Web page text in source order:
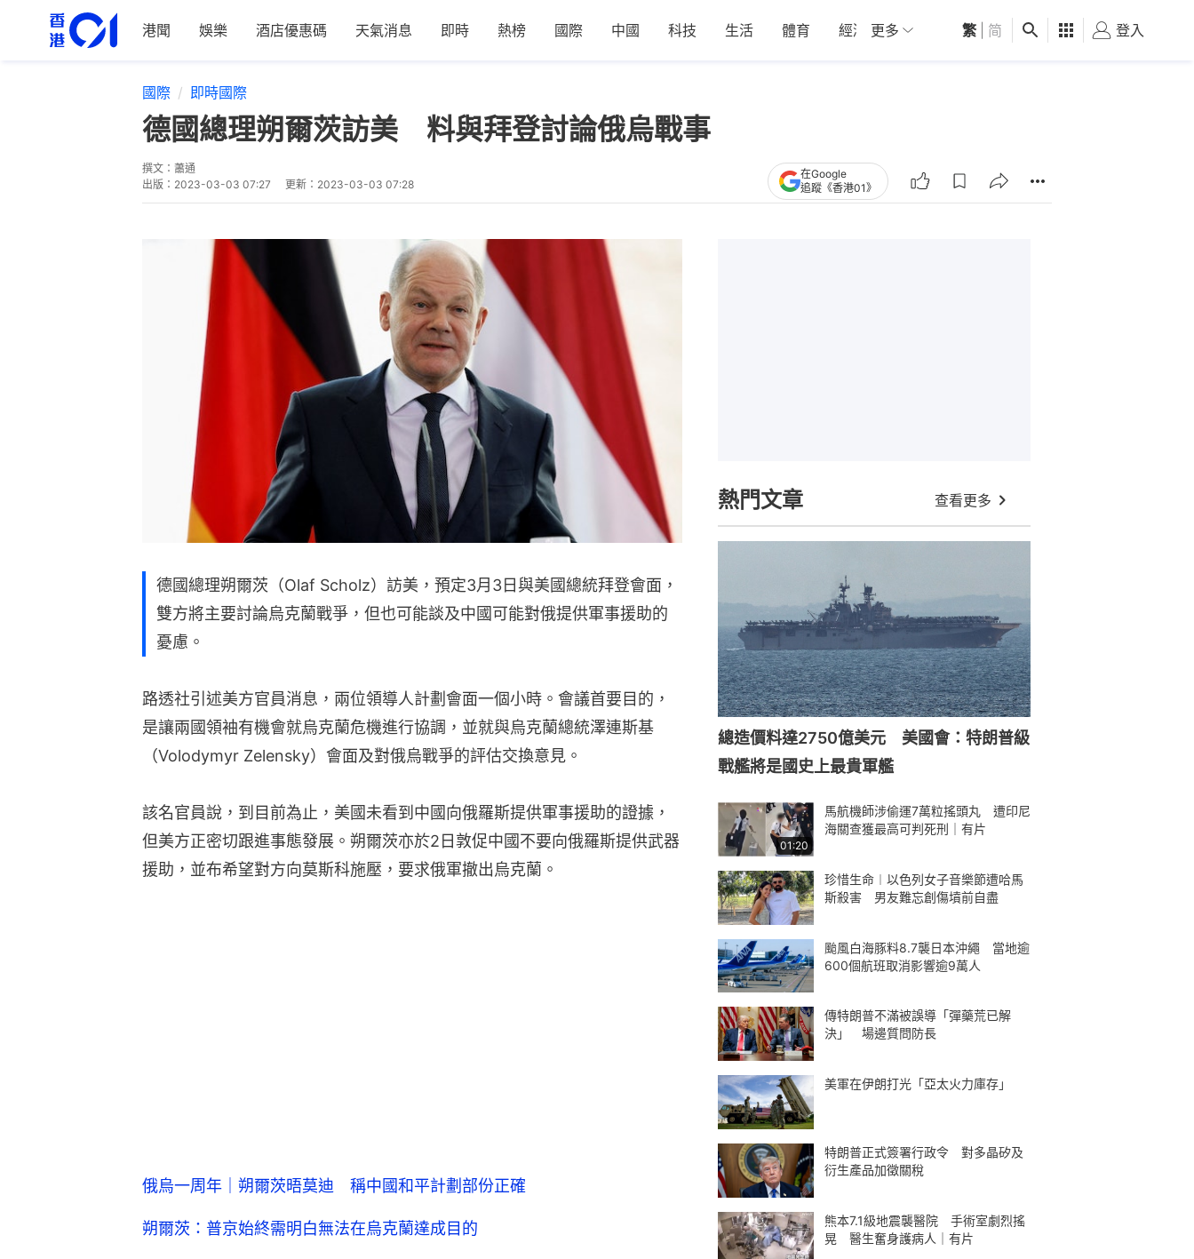
港聞 娛樂 酒店優惠碼 天氣消息 即時 熱榜 國際 中國 科技 生活 體育 經濟 01深圳 觀點 健康 好食玩飛
更多 繁 简 登入
國際 即時國際
德國總理朔爾茨訪美 料與拜登討論俄烏戰事
撰文： 蕭通
出版： 2023-03-03 07:27 更新： 2023-03-03 07:28
在Google
追蹤《香港01》
德國總理朔爾茨（Olaf Scholz）訪美，預定3月3日與美國總統拜登會面，
雙方將主要討論烏克蘭戰爭，但也可能談及中國可能對俄提供軍事援助的
憂慮。
路透社引述美方官員消息，兩位領導人計劃會面一個小時。會議首要目的，
是讓兩國領袖有機會就烏克蘭危機進行協調，並就與烏克蘭總統澤連斯基
（Volodymyr Zelensky）會面及對俄烏戰爭的評估交換意見。
該名官員說，到目前為止，美國未看到中國向俄羅斯提供軍事援助的證據，
但美方正密切跟進事態發展。朔爾茨亦於2日敦促中國不要向俄羅斯提供武器
援助，並布希望對方向莫斯科施壓，要求俄軍撤出烏克蘭。
俄烏一周年｜朔爾茨晤莫迪 稱中國和平計劃部份正確
朔爾茨：普京始終需明白無法在烏克蘭達成目的
熱門文章 查看更多
總造價料達2750億美元 美國會：特朗普級
戰艦將是國史上最貴軍艦
01:20
馬航機師涉偷運7萬粒搖頭丸 遭印尼
海關查獲最高可判死刑｜有片
珍惜生命︱以色列女子音樂節遭哈馬
斯殺害 男友難忘創傷墳前自盡
颱風白海豚料8.7襲日本沖繩 當地逾
600個航班取消影響逾9萬人
傳特朗普不滿被誤導「彈藥荒已解
決」 場邊質問防長
美軍在伊朗打光「亞太火力庫存」
特朗普正式簽署行政令 對多晶矽及
衍生產品加徵關稅
熊本7.1級地震襲醫院 手術室劇烈搖
晃 醫生奮身護病人｜有片